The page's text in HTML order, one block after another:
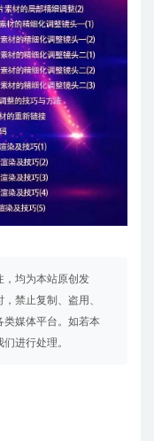
，均为本站原创发
禁止复制、盗用、
类媒体平台。如若本
进行处理。